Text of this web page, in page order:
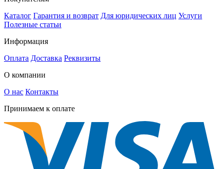
Каталог Гарантия и возврат Для юридических лиц Услуги
Полезные статьи
Информация
Оплата Доставка Реквизиты
О компании
О нас Контакты
Принимаем к оплате